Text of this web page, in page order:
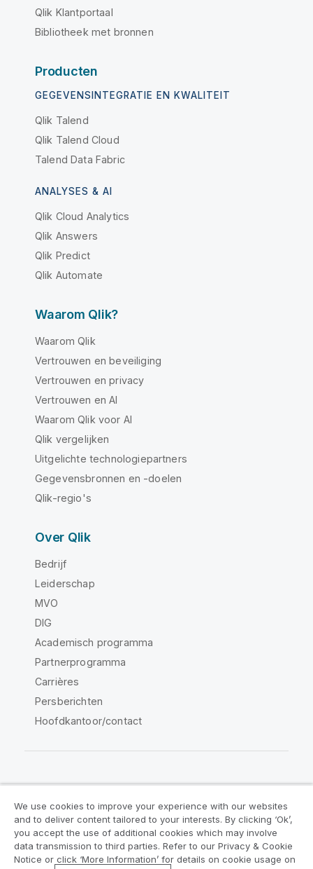
Qlik Klantportaal
Bibliotheek met bronnen
Producten
GEGEVENSINTEGRATIE EN KWALITEIT
Qlik Talend
Qlik Talend Cloud
Talend Data Fabric
ANALYSES & AI
Qlik Cloud Analytics
Qlik Answers
Qlik Predict
Qlik Automate
Waarom Qlik?
Waarom Qlik
Vertrouwen en beveiliging
Vertrouwen en privacy
Vertrouwen en AI
Waarom Qlik voor AI
Qlik vergelijken
Uitgelichte technologiepartners
Gegevensbronnen en -doelen
Qlik-regio's
Over Qlik
Bedrijf
Leiderschap
MVO
DIG
Academisch programma
Partnerprogramma
Carrières
Persberichten
Hoofdkantoor/contact
Juridische overeenkomsten
Productvoorwaarden
Legal Policies
We use cookies to improve your experience with our websites
and to deliver content tailored to your interests. By clicking ‘Ok’,
you accept the use of additional cookies which may involve
data transmission to third parties. Refer to our Privacy & Cookie
Notice or click ‘More Information’ for details on cookie usage on